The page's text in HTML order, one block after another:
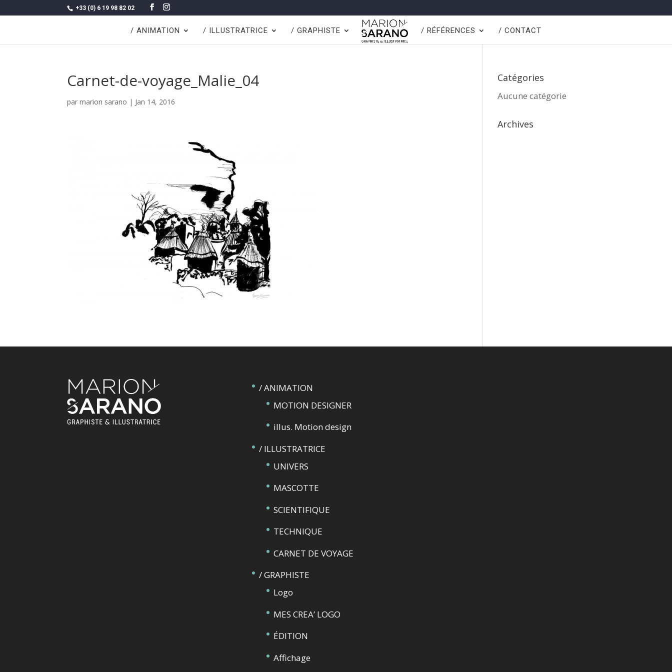
+33 (0) 6 19 98 82 02
/ ANIMATION / ILLUSTRATRICE / GRAPHISTE / RÉFÉRENCES / CONTACT
Carnet-de-voyage_Malie_04
parmarion sarano | Jan 14, 2016
Catégories
Aucune catégorie
Archives
/ ANIMATION
MOTION DESIGNER
illus. Motion design
/ ILLUSTRATRICE
UNIVERS
MASCOTTE
SCIENTIFIQUE
TECHNIQUE
CARNET DE VOYAGE
/ GRAPHISTE
Logo
MES CREA’ LOGO
ÉDITION
Affichage